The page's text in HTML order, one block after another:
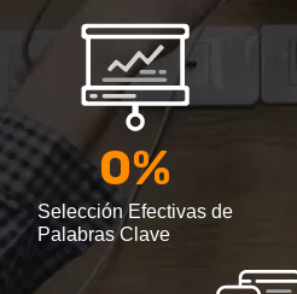
Selección Efectivas de
Palabras Clave
0%